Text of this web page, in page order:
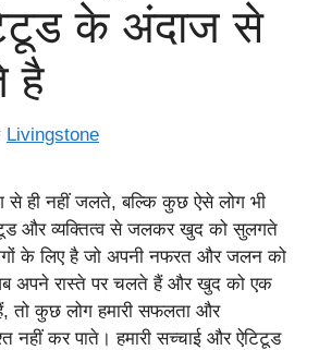
के अंदाज से
है
Livingstone
से ही नहीं जलते, बल्कि कुछ ऐसे लोग भी
और व्यक्तित्व से जलकर खुद को सुलगते
के लिए है जो अपनी नफरत और जलन को
अपने रास्ते पर चलते हैं और खुद को एक
तो कुछ लोग हमारी सफलता और
नहीं कर पाते। हमारी सच्चाई और ऐटिटूड